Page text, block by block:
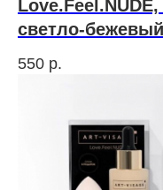
Love.Feel.NUDE,
светло-бежевый
550 р.